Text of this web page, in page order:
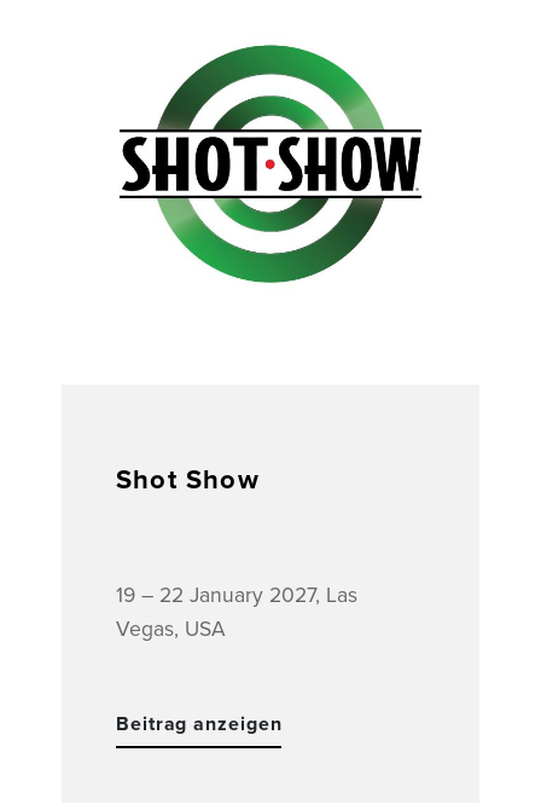
Shot Show
19 – 22 January 2027, Las
Vegas, USA
Beitrag anzeigen